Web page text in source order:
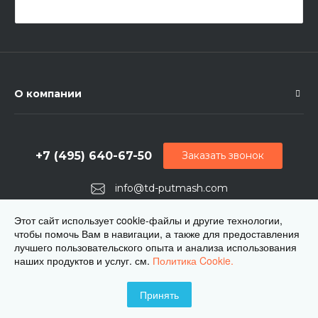
О компании
info@td-putmash.com
+7 (495) 640-67-50
г. Москва, 1-й Кирпичный переулок, дом 2
Заказать звонок
© 2026 ЦКБ Путьмаш, Все права защищены
Этот сайт использует cookie-файлы и другие технологии,
чтобы помочь Вам в навигации, а также для предоставления
лучшего пользовательского опыта и анализа использования
наших продуктов и услуг. см. Политика Cookie.
Принять